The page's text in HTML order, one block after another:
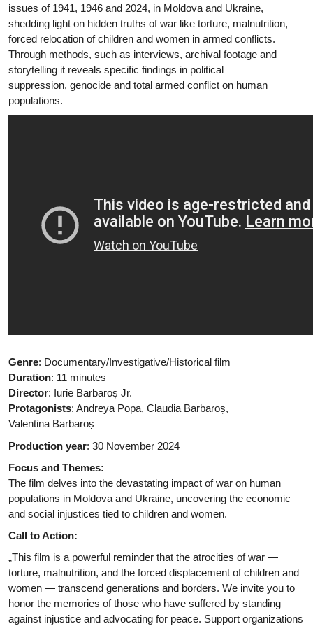
issues of 1941, 1946 and 2024, in Moldova and Ukraine,
shedding light on hidden truths of war like torture, malnutrition,
forced relocation of children and women in armed conflicts.
Through methods, such as interviews, archival footage and
storytelling it reveals specific findings in political
suppression, genocide and total armed conflict on human
populations.
Genre: Documentary/Investigative/Historical film
Duration: 11 minutes
Director: Iurie Barbaroș Jr.
Protagonists: Andreya Popa, Claudia Barbaroș,
Valentina Barbaroș
Production year: 30 November 2024
Focus and Themes:
The film delves into the devastating impact of war on human
populations in Moldova and Ukraine, uncovering the economic
and social injustices tied to children and women.
Call to Action:
„This film is a powerful reminder that the atrocities of war —
torture, malnutrition, and the forced displacement of children and
women — transcend generations and borders. We invite you to
honor the memories of those who have suffered by standing
against injustice and advocating for peace. Support organizations